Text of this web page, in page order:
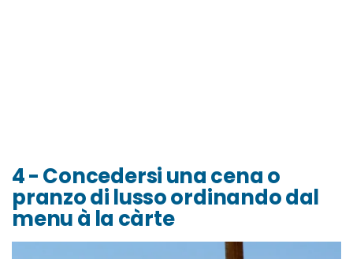
4 - Concedersi una cena o
pranzo di lusso ordinando dal
menu à la càrte